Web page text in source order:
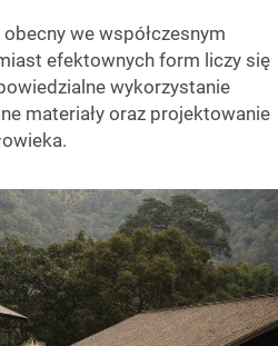
we współczesnym
efektownych form liczy się
wykorzystanie
materiały oraz projektowanie